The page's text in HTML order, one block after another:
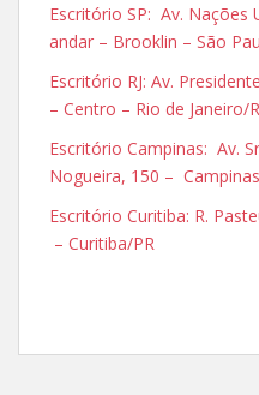
Escritório SP: Av. Nações
andar – Brooklin – São
Escritório RJ: Av.
– Centro – Rio de Janeiro/
Escritório Campinas: Av.
Nogueira, 150 –
Escritório Curitiba: R.
– Curitiba/PR